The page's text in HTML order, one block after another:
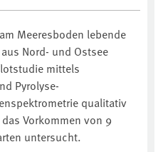
Meeresboden lebende
Nord- und Ostsee
mittels
Pyrolyse-
qualitativ
Vorkommen von 9
untersucht.